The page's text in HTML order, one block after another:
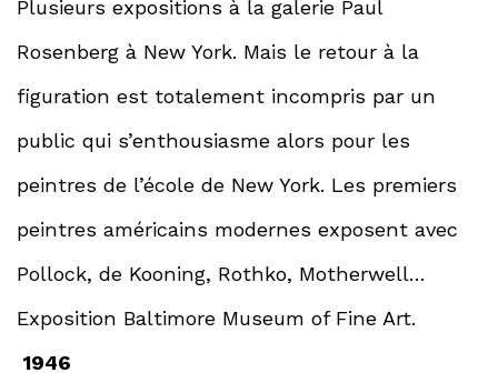
Plusieurs expositions à la galerie Paul
Rosenberg à New York. Mais le retour à la
figuration est totalement incompris par un
public qui s’enthousiasme alors pour les
peintres de l’école de New York. Les premiers
peintres américains modernes exposent avec
Pollock, de Kooning, Rothko, Motherwell…
Exposition Baltimore Museum of Fine Art.
1946